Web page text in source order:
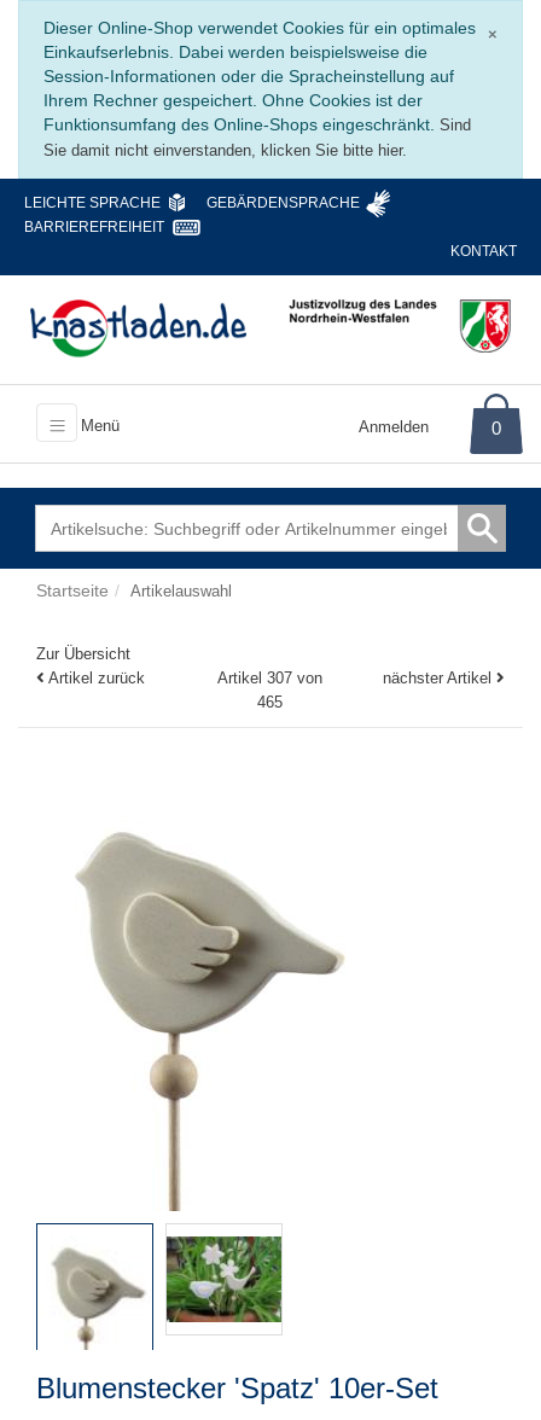
×
Dieser Online-Shop verwendet Cookies für ein optimales
Einkaufserlebnis. Dabei werden beispielsweise die
Session-Informationen oder die Spracheinstellung auf
Ihrem Rechner gespeichert. Ohne Cookies ist der
Funktionsumfang des Online-Shops eingeschränkt. Sind
Sie damit nicht einverstanden, klicken Sie bitte hier.
LEICHTE SPRACHE
GEBÄRDENSPRACHE
BARRIEREFREIHEIT
KONTAKT
Menü Anmelden 0
Startseite Artikelauswahl
Zur Übersicht
Artikel zurück
Artikel 307 von
465
nächster Artikel
Blumenstecker 'Spatz' 10er-Set